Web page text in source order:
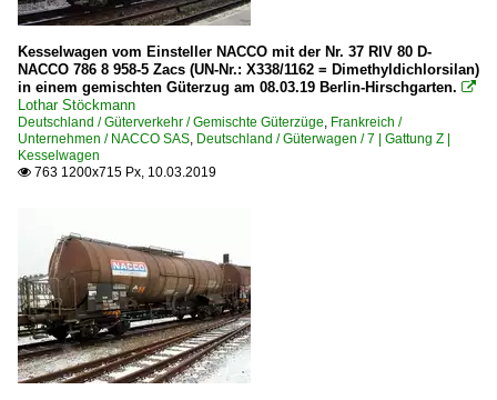
Kesselwagen vom Einsteller NACCO mit der Nr. 37 RIV 80 D-
NACCO 786 8 958-5 Zacs (UN-Nr.: X338/1162 = Dimethyldichlorsilan)
in einem gemischten Güterzug am 08.03.19 Berlin-Hirschgarten. 
Lothar Stöckmann
Deutschland / Güterverkehr / Gemischte Güterzüge, Frankreich /
Unternehmen / NACCO SAS, Deutschland / Güterwagen / 7 | Gattung Z |
Kesselwagen
 763 1200x715 Px, 10.03.2019